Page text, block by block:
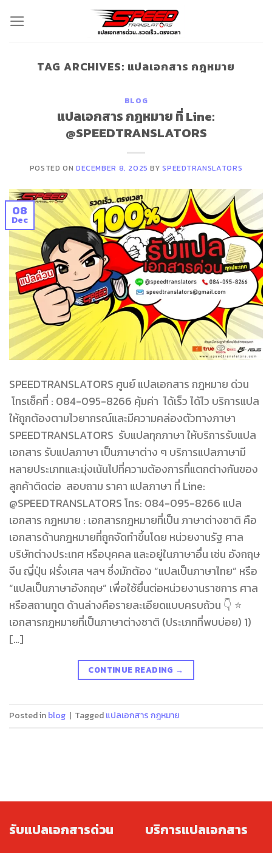
TAG ARCHIVES: แปลเอกสาร กฎหมาย
BLOG
แปลเอกสาร กฎหมาย ที่ Line:
@SPEEDTRANSLATORS
POSTED ON DECEMBER 8, 2025 BYSPEEDTRANSLATORS
08
Dec
SPEEDTRANSLATORS ศูนย์ แปลเอกสาร กฎหมาย ด่วน
โทรเช็คที่ : 084-095-8266 คุ้มค่า ได้เร็ว ได้ไว บริการแปล
ให้ถูกต้องตามไวยากรณ์และมีความคล่องตัวทางภาษา
SPEEDTRANSLATORS รับแปลทุกภาษา ให้บริการรับแปล
เอกสาร รับแปลภาษา เป็นภาษาต่าง ๆ บริการแปลภาษามี
หลายประเภทและมุ่งเน้นไปที่ความต้องการที่แตกต่างกันของ
ลูกค้าติดต่อ สอบถาม ราคา แปลภาษา ที่ Line:
@SPEEDTRANSLATORS โทร: 084-095-8266 แปล
เอกสาร กฎหมาย : เอกสารกฎหมายที่เป็น ภาษาต่างชาติ คือ
เอกสารด้านกฎหมายที่ถูกจัดทำขึ้นโดย หน่วยงานรัฐ ศาล
บริษัทต่างประเทศ หรือบุคคล และอยู่ในภาษาอื่น เช่น อังกฤษ
จีน ญี่ปุ่น ฝรั่งเศส ฯลฯ ซึ่งมักต้อง “แปลเป็นภาษาไทย” หรือ
“แปลเป็นภาษาอังกฤษ” เพื่อใช้ยื่นต่อหน่วยงานราชการ ศาล
หรือสถานทูต ด้านล่างคือรายละเอียดแบบครบถ้วน 👇 ⭐
เอกสารกฎหมายที่เป็นภาษาต่างชาติ (ประเภทที่พบบ่อย) 1)
[…]
CONTINUE READING →
Posted inblog | Taggedแปลเอกสาร กฎหมาย
รับแปลเอกสารด่วน บริการแปลเอกสาร